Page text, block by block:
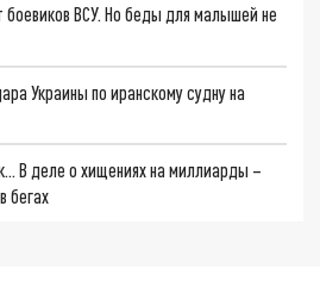
ВСУ. Но беды для малышей не
Украины по иранскому судну на
В деле о хищениях на миллиарды –
бегах